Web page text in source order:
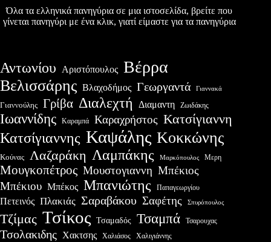
Όλα τα ελληνικά πανηγύρια σε μια ιστοσελίδα, βρείτε που
γίνεται πανηγύρι με ένα κλικ, γιατί είμαστε για τα πανηγύρια
Αντωνίου Αριστόπουλος Βέρρα
Βελισσάρης Βλαχοδήμος Γεωργαντά Γιαννακά
Γιαννούλης Γρίβα Διαλεχτή Διαμαντη Ζωιδάκης
Ιωαννίδης Καραμπά Καραχρήστος Κατσίγιαννη
Κατσίγιαννης Καψάλης Κοκκώνης
Κούνας Λαζαράκη Λαμπάκης Μαρκόπουλος Μερη
Μουγκοπέτρος Μουστογιαννη Μπέκιος
Μπέκιου Μπέκος Μπανιώτης Παπαγεωργίου
Πετεινός Πλακιάς Σαραβάκου Σαφέτης Σπυρόπουλος
Τζίμας Τσίκος Τσαμαδός Τσαμπά Τσαρουχας
Τσολακιδης Χακτσης Χαλιάσος Χαλιγιάννης